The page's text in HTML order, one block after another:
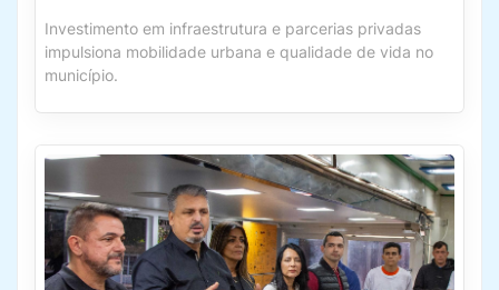
Investimento em infraestrutura e parcerias privadas
impulsiona mobilidade urbana e qualidade de vida no
município.